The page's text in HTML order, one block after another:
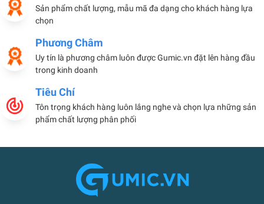
Sản phẩm chất lượng, mẫu mã đa dạng cho khách hàng lựa
chọn
Phương Châm
Uy tín là phương châm luôn được Gumic.vn đặt lên hàng đầu
trong kinh doanh
Tiêu Chí
Tôn trọng khách hàng luôn lắng nghe và chọn lựa những sản
phẩm chất lượng phân phối